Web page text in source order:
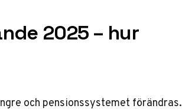
2025 – hur
och pensionssystemet förändras.